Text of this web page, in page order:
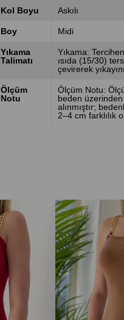
Kol Boyu Askılı
Boy Midi
Yıkama
Talimatı
Yıkama:
ısıda (15/30) ters
çevirerek
Ölçüm
Notu
Ölçüm Notu:
beden üzerinden
alınmıştır;
2–4 cm farklılık